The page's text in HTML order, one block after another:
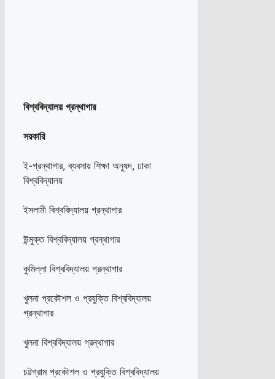
বিশ্ববিদ্যালয় গ্রন্থাগার
সরকারি
ই-গ্রন্থাগার, ব্যবসায় শিক্ষা অনুষদ, ঢাকা
বিশ্ববিদ্যালয়
ইসলামী বিশ্ববিদ্যালয় গ্রন্থাগার
উন্মুক্ত বিশ্ববিদ্যালয় গ্রন্থাগার
কুমিল্লা বিশ্ববিদ্যালয় গ্রন্থাগার
খুলনা প্রকৌশল ও প্রযুক্তি বিশ্ববিদ্যালয়
গ্রন্থাগার
খুলনা বিশ্ববিদ্যালয় গ্রন্থাগার
চট্টগ্রাম প্রকৌশল ও প্রযুক্তি বিশ্ববিদ্যালয়